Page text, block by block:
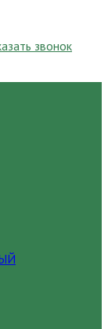
звонок